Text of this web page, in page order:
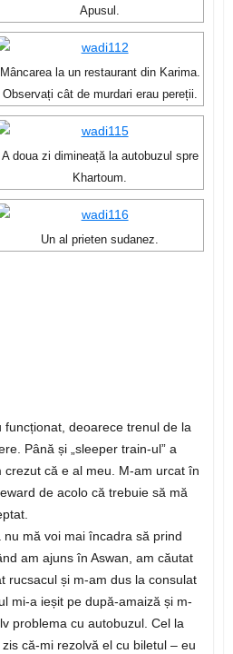
Apusul.
Mâncarea la un restaurant din Karima.
Observați cât de murdari erau pereții.
A doua zi dimineață la autobuzul spre
Khartoum.
Un al prieten sudanez.
deoarece trenul de la
Până și „sleeper train-ul” a
că e al meu. M-am urcat în
de acolo că trebuie să mă
mă voi mai încadra să prind
am ajuns în Aswan, am căutat
rucsacul și m-am dus la consulat
mi-a ieșit pe după-amaiză și m-
problema cu autobuzul. Cel la
că-mi rezolvă el cu biletul – eu